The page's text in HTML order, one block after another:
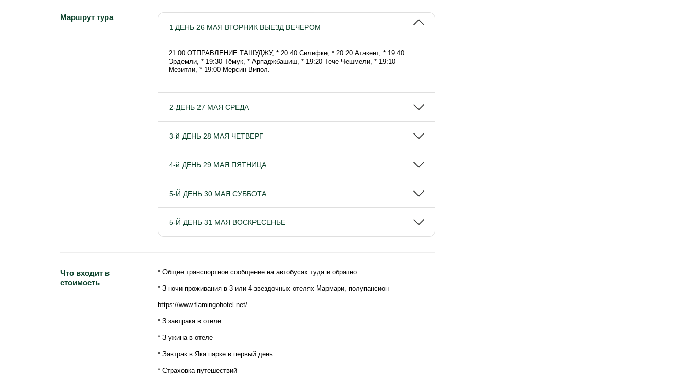
Маршрут тура
1 ДЕНЬ 26 МАЯ ВТОРНИК ВЫЕЗД ВЕЧЕРОМ
21:00 ОТПРАВЛЕНИЕ ТАШУДЖУ, * 20:40 Силифке, * 20:20 Атакент, * 19:40
Эрдемли, * 19:30 Тёмук, * Арпаджбашиш, * 19:20 Тече Чешмели, * 19:10
Мезитли, * 19:00 Мерсин Випол.
2-ДЕНЬ 27 МАЯ СРЕДА
3-й ДЕНЬ 28 МАЯ ЧЕТВЕРГ
4-й ДЕНЬ 29 МАЯ ПЯТНИЦА
5-Й ДЕНЬ 30 МАЯ СУББОТА :
5-Й ДЕНЬ 31 МАЯ ВОСКРЕСЕНЬЕ
Что входит в
стоимость
* Общее транспортное сообщение на автобусах туда и обратно
* 3 ночи проживания в 3 или 4-звездочных отелях Мармари, полупансион
https://www.flamingohotel.net/
* 3 завтрака в отеле
* 3 ужина в отеле
* Завтрак в Яка парке в первый день
* Страховка путешествий